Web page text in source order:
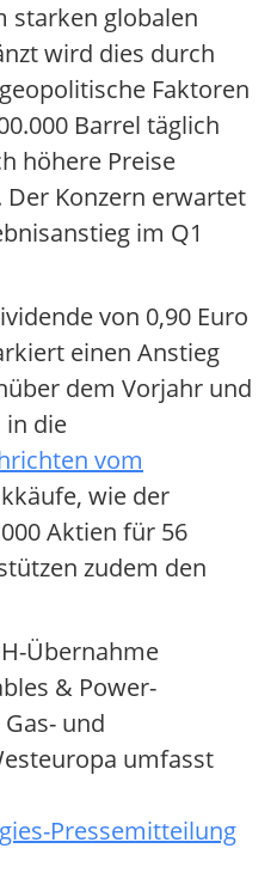
starken globalen
wird dies durch
Faktoren
Barrel täglich
höhere Preise
Konzern erwartet
im Q1
von 0,90 Euro
einen Anstieg
dem Vorjahr und
in die
vom
wie der
Aktien für 56
zudem den
Übernahme
& Power-
und
umfasst
Pressemitteilung